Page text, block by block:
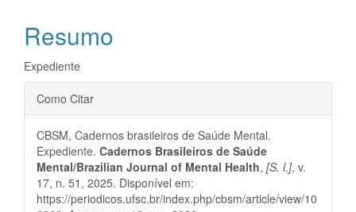
artigo
principal
Resumo
Expediente
Detalhes
do
artigo
Como Citar
CBSM, Cadernos brasileiros de Saúde Mental.
Expediente. Cadernos Brasileiros de Saúde
Mental/Brazilian Journal of Mental Health, [S. l.], v.
17, n. 51, 2025. Disponível em:
https://periodicos.ufsc.br/index.php/cbsm/article/view/10